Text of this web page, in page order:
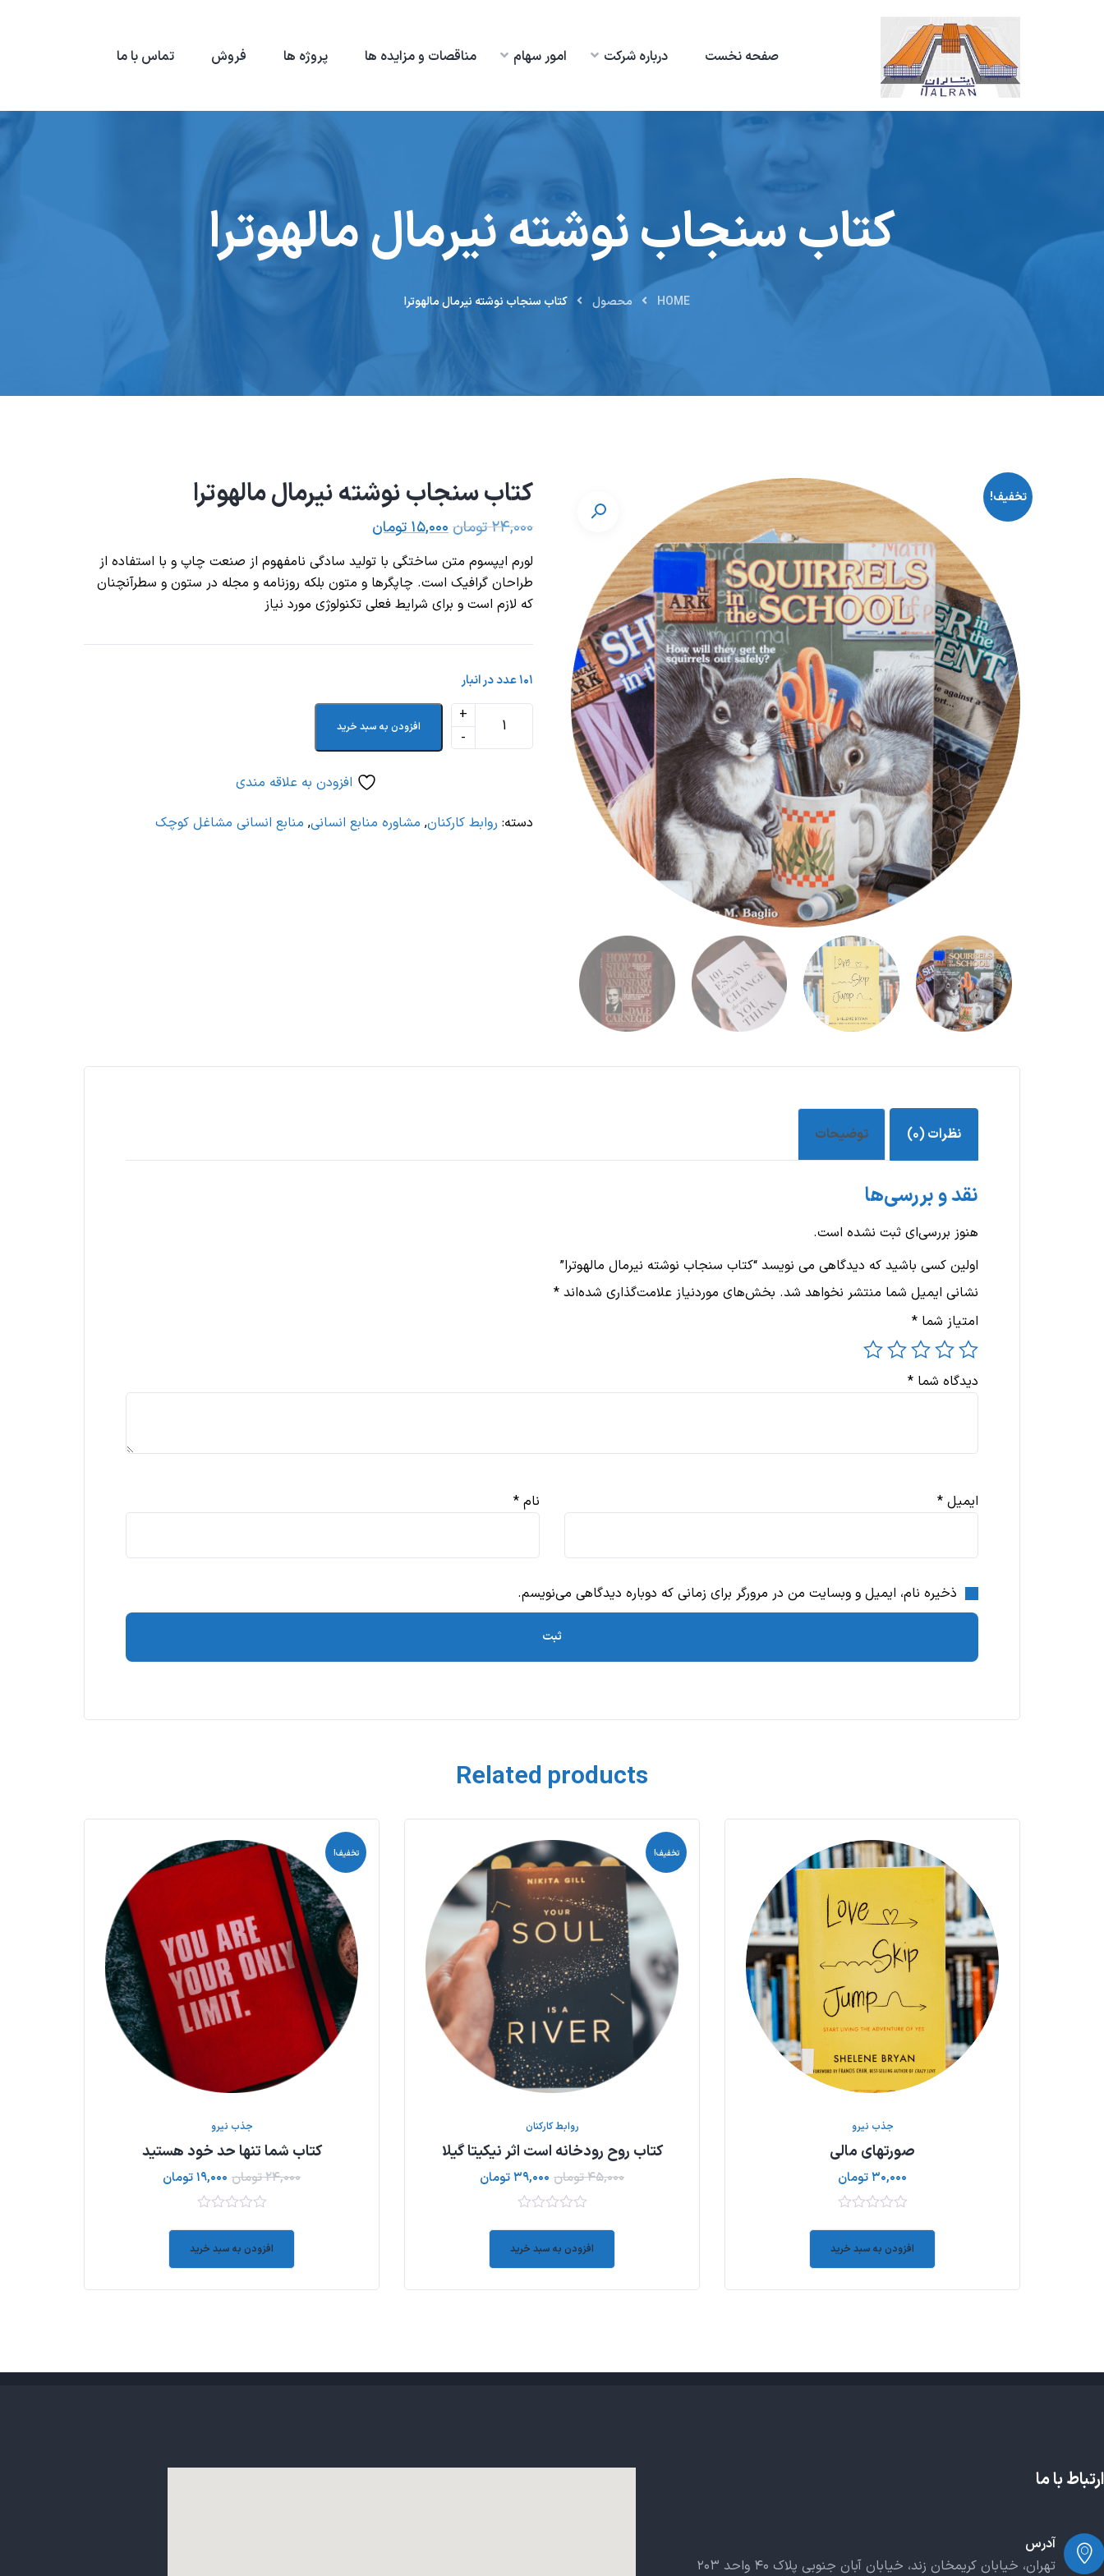
صفحه نخست درباره شرکت امور سهام مناقصات و مزایده ها پروژه ها فروش تماس با ما
کتاب سنجاب نوشته نیرمال مالهوترا
HOME محصول کتاب سنجاب نوشته نیرمال مالهوترا
تخفیف! کتاب سنجاب نوشته نیرمال مالهوترا
۲۴,۰۰۰تومان۱۵,۰۰۰تومان
لورم ایپسوم متن ساختگی با تولید سادگی نامفهوم از صنعت چاپ و با استفاده از
طراحان گرافیک است. چاپگرها و متون بلکه روزنامه و مجله در ستون و سطرآنچنان
که لازم است و برای شرایط فعلی تکنولوژی مورد نیاز
۱۰۱ عدد در انبار
افزودن به سبد خرید
افزودن به علاقه مندی
دسته: روابط کارکنان, مشاوره منابع انسانی, منابع انسانی مشاغل کوچک
نظرات (۰) توضیحات
نقد و بررسی‌ها
هنوز بررسی‌ای ثبت نشده است.
اولین کسی باشید که دیدگاهی می نویسد “کتاب سنجاب نوشته نیرمال مالهوترا”
نشانی ایمیل شما منتشر نخواهد شد. بخش‌های موردنیاز علامت‌گذاری شده‌اند *
امتیاز شما *
دیدگاه شما *
نام * ایمیل *
ذخیره نام، ایمیل و وبسایت من در مرورگر برای زمانی که دوباره دیدگاهی می‌نویسم.
Related products
جذب نیرو
صورتهای مالی
۳۰,۰۰۰تومان
of
افزودن به سبد خرید
تخفیف!
روابط کارکنان
کتاب روح رودخانه است اثر نیکیتا گیلا
۴۵,۰۰۰تومان ۳۹,۰۰۰تومان
of
افزودن به سبد خرید
تخفیف!
جذب نیرو
کتاب شما تنها حد خود هستید
۲۴,۰۰۰تومان ۱۹,۰۰۰تومان
of
افزودن به سبد خرید
ارتباط با ما
آدرس
تهران، خیابان کریمخان زند، خیابان آبان جنوبی پلاک ۴۰ واحد ۲۰۳